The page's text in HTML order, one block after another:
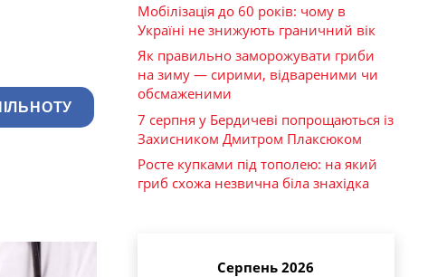
Мобілізація до 60 років: чому в
Україні не знижують граничний вік
Як правильно заморожувати гриби
на зиму — сирими, відвареними чи
обсмаженими
7 серпня у Бердичеві попрощаються із
Захисником Дмитром Плаксюком
Росте купками під тополею: на який
гриб схожа незвична біла знахідка
Серпень 2026